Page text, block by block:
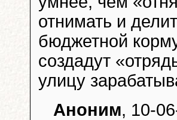
отнимать и
бюджетной
создадут
улицу
Аноним, 10-